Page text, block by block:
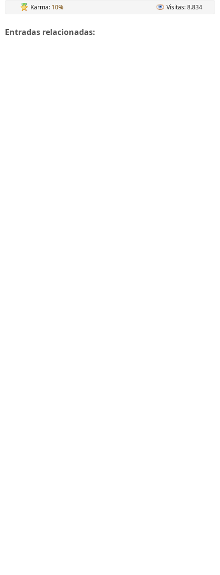
Karma: 10% Visitas: 8.834
Entradas relacionadas: